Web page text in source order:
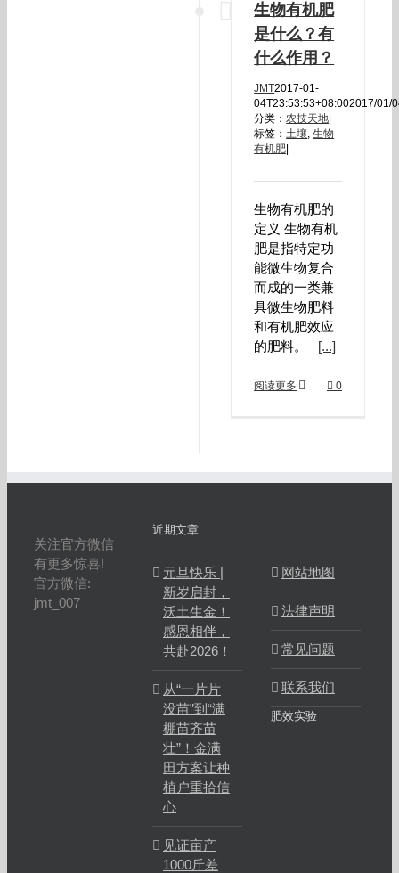
生物有机肥
是什么？有
什么作用？
JMT2017-01-
04T23:53:53+08:002017/01/
分类：农技天地
标签：土壤,生物
有机肥
生物有机肥的
定义 生物有机
肥是指特定功
能微生物复合
而成的一类兼
具微生物肥料
和有机肥效应
的肥料。 [...]
阅读更多 0
关注官方微信
有更多惊喜!
官方微信:
jmt_007
近期文章
元旦快乐 |
新岁启封，
沃土生金！
感恩相伴，
共赴2026！
从“一片片
没苗”到“满
棚苗齐苗
壮”！金满
田方案让种
植户重拾信
心
见证亩产
1000斤差
网站地图
法律声明
常见问题
联系我们
肥效实验